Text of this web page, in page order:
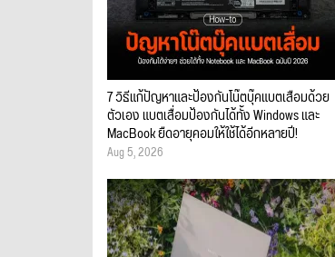
7 วิธีแก้ปัญหาและป้องกันโน๊ตบุ๊คแบตเสื่อมด้วย
ตัวเอง แบตเสื่อมป้องกันได้ทั้ง Windows และ
MacBook ยืดอายุคอมให้ใช้ได้อีกหลายปี!
Aug 5, 2026